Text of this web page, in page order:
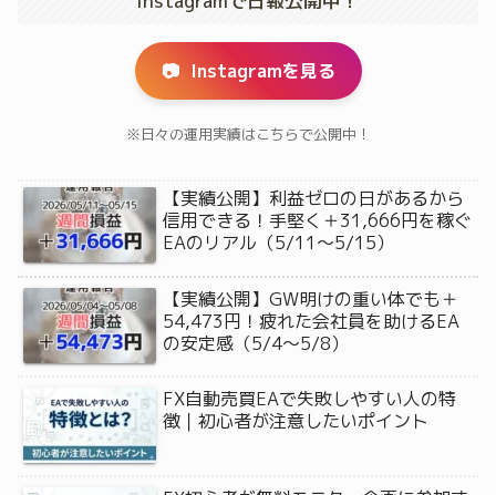
📷 Instagramを見る
※日々の運用実績はこちらで公開中！
【実績公開】利益ゼロの日があるから
信用できる！手堅く＋31,666円を稼ぐ
EAのリアル（5/11〜5/15）
【実績公開】GW明けの重い体でも＋
54,473円！疲れた会社員を助けるEA
の安定感（5/4〜5/8）
FX自動売買EAで失敗しやすい人の特
徴｜初心者が注意したいポイント